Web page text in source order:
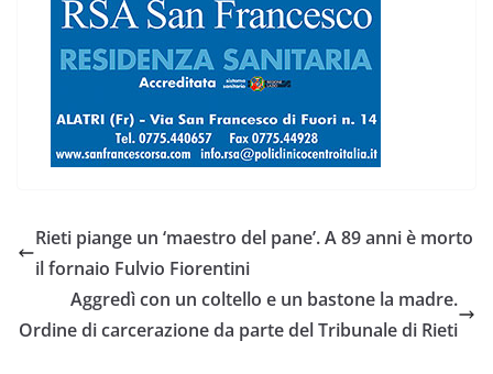
Rieti piange un ‘maestro del pane’. A 89 anni è morto
il fornaio Fulvio Fiorentini
Aggredì con un coltello e un bastone la madre.
Ordine di carcerazione da parte del Tribunale di Rieti